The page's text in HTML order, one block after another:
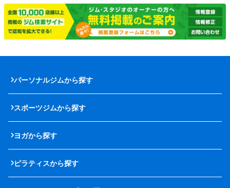
パーソナルジムから探す
スポーツジムから探す
ヨガから探す
ピラティスから探す